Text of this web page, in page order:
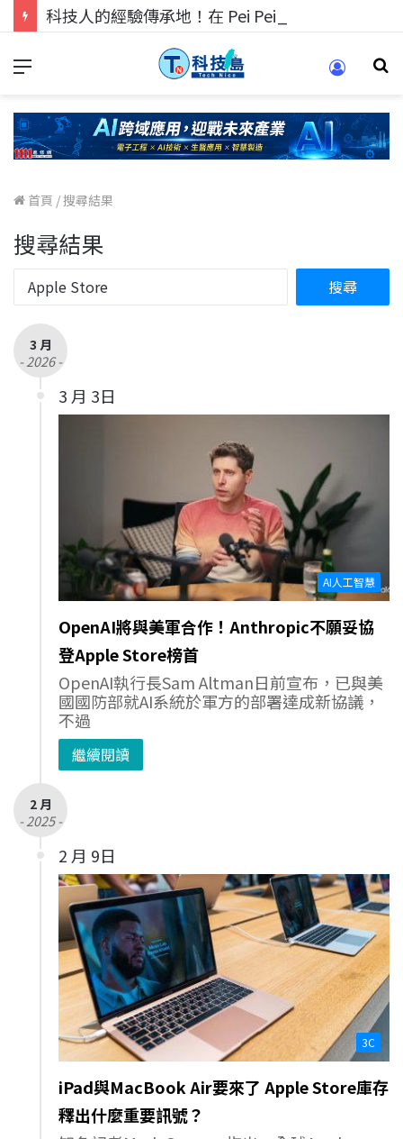
首頁 /搜尋結果
搜尋結果
3 月
- 2026 -
3 月 3日
AI人工智慧
OpenAI將與美軍合作！Anthropic不願妥協
登Apple Store榜首
OpenAI執行長Sam Altman日前宣布，已與美
國國防部就AI系統於軍方的部署達成新協議，
不過
繼續閱讀
2 月
- 2025 -
2 月 9日
3C
iPad與MacBook Air要來了 Apple Store庫存
釋出什麼重要訊號？